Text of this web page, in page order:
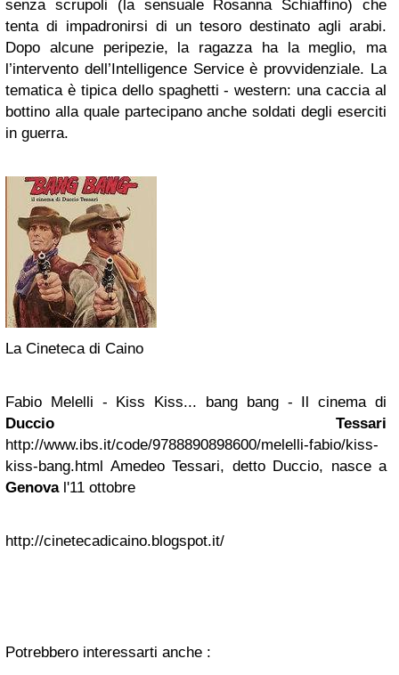
senza scrupoli (la sensuale Rosanna Schiaffino) che
tenta di impadronirsi di un tesoro destinato agli arabi.
Dopo alcune peripezie, la ragazza ha la meglio, ma
l’intervento dell’Intelligence Service è provvidenziale. La
tematica è tipica dello spaghetti - western: una caccia al
bottino alla quale partecipano anche soldati degli eserciti
in guerra.
La Cineteca di Caino
Fabio Melelli - Kiss Kiss... bang bang - Il cinema di
Duccio Tessari
http://www.ibs.it/code/9788890898600/melelli-fabio/kiss-
kiss-bang.html Amedeo Tessari, detto Duccio, nasce a
Genoval'11 ottobre
http://cinetecadicaino.blogspot.it/
Potrebbero interessarti anche :